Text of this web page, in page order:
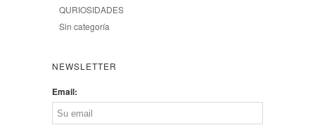
QURIOSIDADES
Sin categoría
NEWSLETTER
Email: